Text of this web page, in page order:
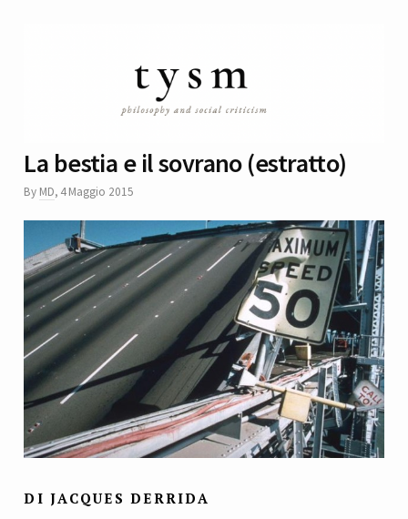
La bestia e il sovrano (estratto)
By MD, 4 Maggio 2015
DI JACQUES DERRIDA